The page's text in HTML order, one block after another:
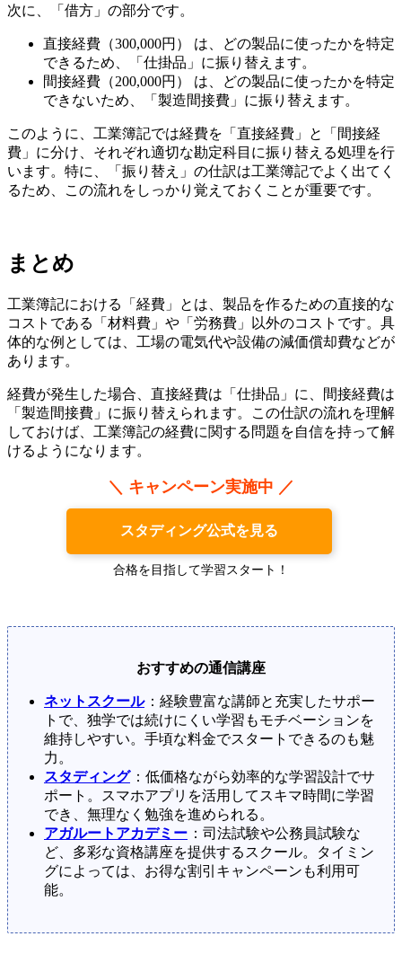
次に、「借方」の部分です。
直接経費（300,000円） は、どの製品に使ったかを特定
できるため、「仕掛品」に振り替えます。
間接経費（200,000円） は、どの製品に使ったかを特定
できないため、「製造間接費」に振り替えます。
このように、工業簿記では経費を「直接経費」と「間接経
費」に分け、それぞれ適切な勘定科目に振り替える処理を行
います。特に、「振り替え」の仕訳は工業簿記でよく出てく
るため、この流れをしっかり覚えておくことが重要です。
まとめ
工業簿記における「経費」とは、製品を作るための直接的な
コストである「材料費」や「労務費」以外のコストです。具
体的な例としては、工場の電気代や設備の減価償却費などが
あります。
経費が発生した場合、直接経費は「仕掛品」に、間接経費は
「製造間接費」に振り替えられます。この仕訳の流れを理解
しておけば、工業簿記の経費に関する問題を自信を持って解
けるようになります。
＼ キャンペーン実施中 ／
スタディング公式を見る
合格を目指して学習スタート！
おすすめの通信講座
ネットスクール ：経験豊富な講師と充実したサポー
トで、独学では続けにくい学習もモチベーションを
維持しやすい。手頃な料金でスタートできるのも魅
力。
スタディング ：低価格ながら効率的な学習設計でサ
ポート。スマホアプリを活用してスキマ時間に学習
でき、無理なく勉強を進められる。
アガルートアカデミー ：司法試験や公務員試験な
ど、多彩な資格講座を提供するスクール。タイミン
グによっては、お得な割引キャンペーンも利用可
能。